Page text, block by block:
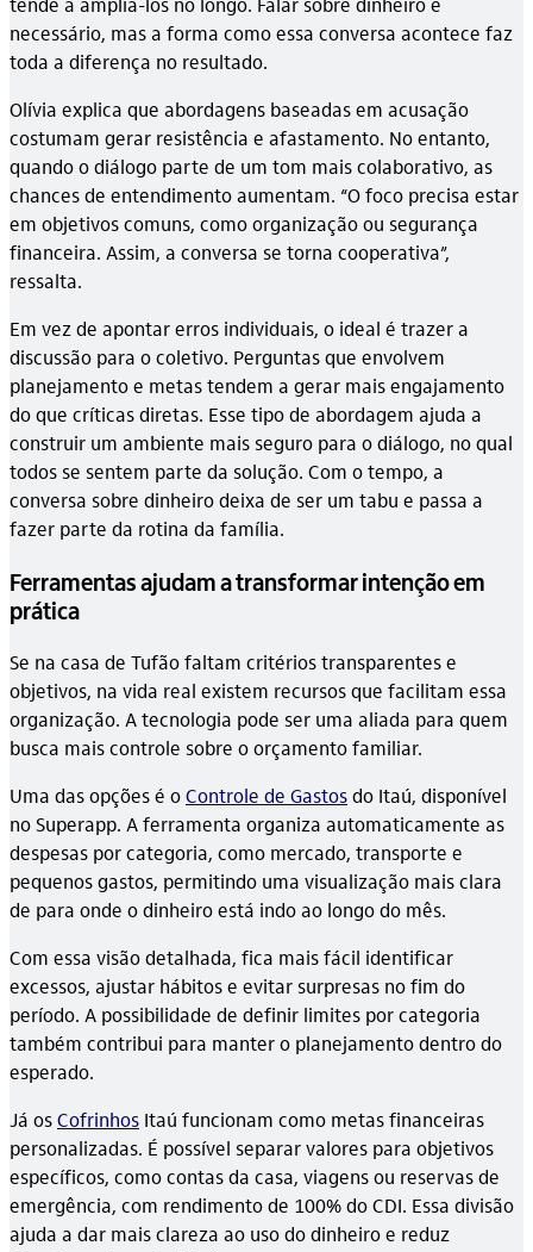
necessário, mas a forma como essa conversa acontece faz
toda a diferença no resultado.
Olívia explica que abordagens baseadas em acusação
costumam gerar resistência e afastamento. No entanto,
quando o diálogo parte de um tom mais colaborativo, as
chances de entendimento aumentam. “O foco precisa estar
em objetivos comuns, como organização ou segurança
financeira. Assim, a conversa se torna cooperativa”,
ressalta.
Em vez de apontar erros individuais, o ideal é trazer a
discussão para o coletivo. Perguntas que envolvem
planejamento e metas tendem a gerar mais engajamento
do que críticas diretas. Esse tipo de abordagem ajuda a
construir um ambiente mais seguro para o diálogo, no qual
todos se sentem parte da solução. Com o tempo, a
conversa sobre dinheiro deixa de ser um tabu e passa a
fazer parte da rotina da família.
Ferramentas ajudam a transformar intenção em
prática
Se na casa de Tufão faltam critérios transparentes e
objetivos, na vida real existem recursos que facilitam essa
organização. A tecnologia pode ser uma aliada para quem
busca mais controle sobre o orçamento familiar.
Uma das opções é oControle de Gastosdo Itaú, disponível
no Superapp. A ferramenta organiza automaticamente as
despesas por categoria, como mercado, transporte e
pequenos gastos, permitindo uma visualização mais clara
de para onde o dinheiro está indo ao longo do mês.
Com essa visão detalhada, fica mais fácil identificar
excessos, ajustar hábitos e evitar surpresas no fim do
período. A possibilidade de definir limites por categoria
também contribui para manter o planejamento dentro do
esperado.
Já osCofrinhos Itaú funcionam como metas financeiras
personalizadas. É possível separar valores para objetivos
específicos, como contas da casa, viagens ou reservas de
emergência, com rendimento de 100% do CDI. Essa divisão
ajuda a dar mais clareza ao uso do dinheiro e reduz